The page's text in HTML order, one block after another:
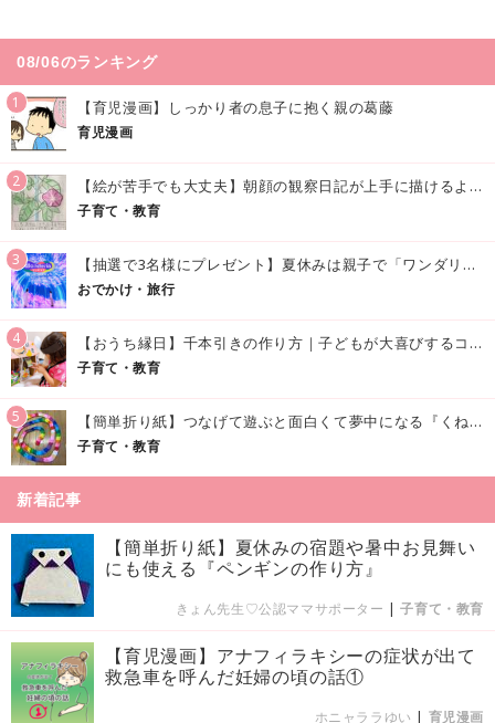
08/06のランキング
1 【育児漫画】しっかり者の息子に抱く親の葛藤
育児漫画
2 【絵が苦手でも大丈夫】朝顔の観察日記が上手に描けるようになる方法｜イラスト付き
子育て・教育
3 【抽選で3名様にプレゼント】夏休みは親子で「ワンダリア横浜」へ！涼しく学んで遊べる話題の没入型施設をご紹介
おでかけ・旅行
4 【おうち縁日】千本引きの作り方｜子どもが大喜びするコツやアイデア♪
子育て・教育
5 【簡単折り紙】つなげて遊ぶと面白くて夢中になる『くねくねへびさんの作り方』
子育て・教育
新着記事
【簡単折り紙】夏休みの宿題や暑中お見舞い
にも使える『ペンギンの作り方』
きょん先生♡公認ママサポーター |子育て・教育
【育児漫画】アナフィラキシーの症状が出て
救急車を呼んだ妊婦の頃の話①
ホニャララゆい | 育児漫画